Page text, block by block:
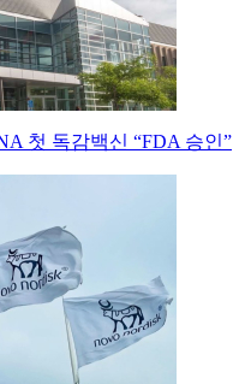
첫 독감백신 “FDA 승인”